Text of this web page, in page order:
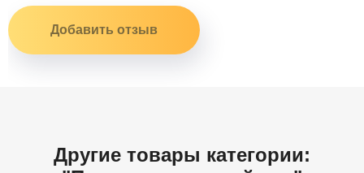
Другие товары категории: